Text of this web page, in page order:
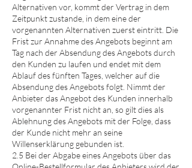
Alternativen vor, kommt der Vertrag in dem
Zeitpunkt zustande, in dem eine der
vorgenannten Alternativen zuerst eintritt. Die
Frist zur Annahme des Angebots beginnt am
Tag nach der Absendung des Angebots durch
den Kunden zu laufen und endet mit dem
Ablauf des fünften Tages, welcher auf die
Absendung des Angebots folgt. Nimmt der
Anbieter das Angebot des Kunden innerhalb
vorgenannter Frist nicht an, so gilt dies als
Ablehnung des Angebots mit der Folge, dass
der Kunde nicht mehr an seine
Willenserklärung gebunden ist.
2.5 Bei der Abgabe eines Angebots über das